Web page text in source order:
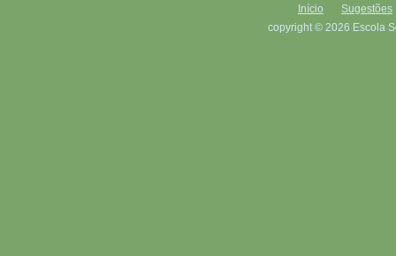
Início
Sugestões
copyright © 2026 Escola